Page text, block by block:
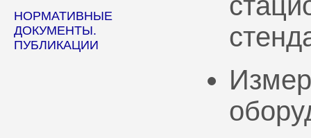
НОРМАТИВНЫЕ
ДОКУМЕНТЫ.
ПУБЛИКАЦИИ